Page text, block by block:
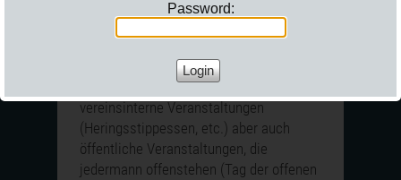
Password:
Veranstaltungen
Wie jeder größere Verein gibt es auch
bei uns verschiedene Events. Dabei sind
vereinsinterne Veranstaltungen
(Heringsstippessen, etc.) aber auch
öffentliche Veranstaltungen, die
jedermann offenstehen (Tag der offenen